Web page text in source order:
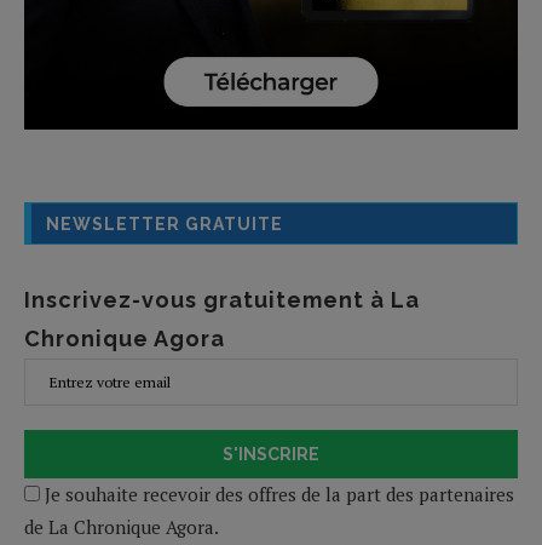
NEWSLETTER GRATUITE
Inscrivez-vous gratuitement à La
Chronique Agora
S'INSCRIRE
Je souhaite recevoir des offres de la part des partenaires
de La Chronique Agora.